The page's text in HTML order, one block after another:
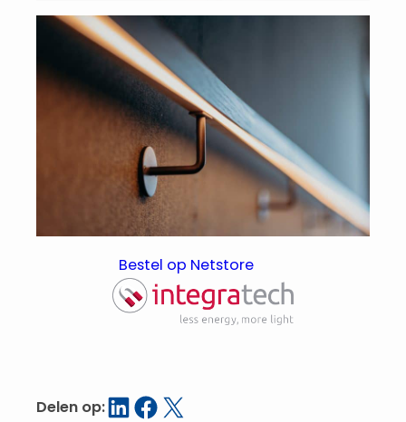
Bestel op Netstore
Delen op:Delen op LinkedIn
Delen op Facebook
Delen op X